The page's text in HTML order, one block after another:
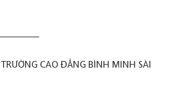
CAO ĐẲNG BÌNH MINH SÀI